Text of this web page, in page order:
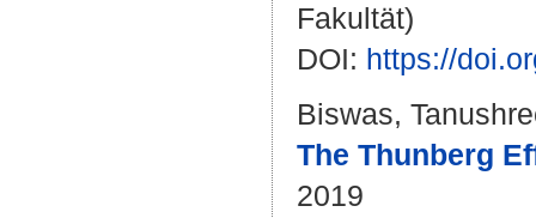
Fakultät)
DOI: https://
Biswas,
The Thunberg
2019